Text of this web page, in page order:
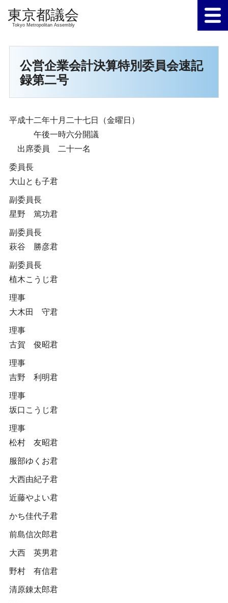
Tokyo Metropolitan Assembly
公営企業会計決算特別委員会速記
録第二号
平成十二年十月二十七日（金曜日）
午後一時六分開議
出席委員 二十一名
委員長
大山とも子君
副委員長
星野 篤功君
副委員長
萩谷 勝彦君
副委員長
植木こうじ君
理事
大木田 守君
理事
古賀 俊昭君
理事
吉野 利明君
理事
坂口こうじ君
理事
松村 友昭君
服部ゆくお君
大西由紀子君
近藤やよい君
かち佳代子君
前島信次郎君
大西 英男君
野村 有信君
清原錬太郎君